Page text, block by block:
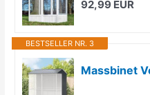
92,99 EUR
BESTSELLER NR. 3